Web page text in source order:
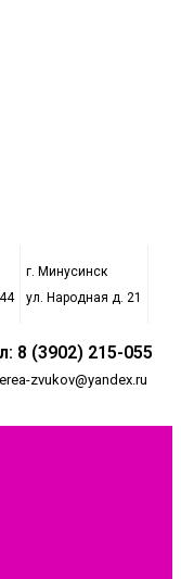
г. Минусинск
ул. Народная д. 21
8 (3902) 215-055
zvukov@yandex.ru